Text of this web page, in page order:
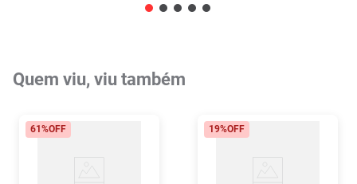
Quem viu, viu também
61%OFF 19%OFF